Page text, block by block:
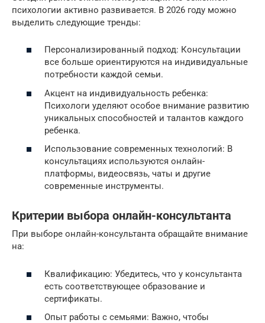
психологии активно развивается. В 2026 году можно
выделить следующие тренды:
Персонализированный подход: Консультации
все больше ориентируются на индивидуальные
потребности каждой семьи.
Акцент на индивидуальность ребенка:
Психологи уделяют особое внимание развитию
уникальных способностей и талантов каждого
ребенка.
Использование современных технологий: В
консультациях используются онлайн-
платформы, видеосвязь, чаты и другие
современные инструменты.
Критерии выбора онлайн-консультанта
При выборе онлайн-консультанта обращайте внимание
на:
Квалификацию: Убедитесь, что у консультанта
есть соответствующее образование и
сертификаты.
Опыт работы с семьями: Важно, чтобы